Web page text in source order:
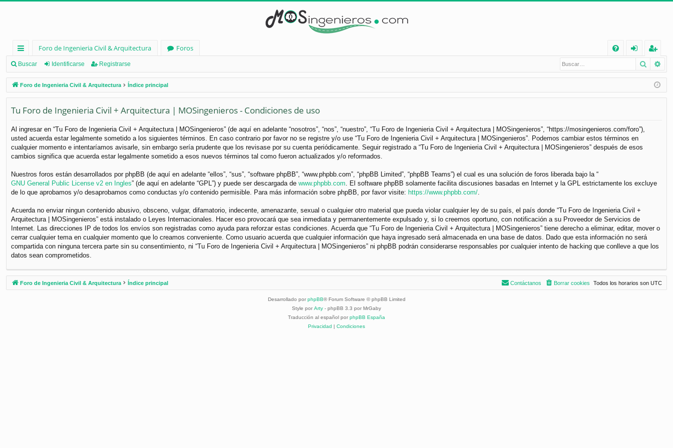
nl
ac
es
rá
pi
d
os
Foro de Ingenieria Civil & Arquitectura
Foros
Q
nt
ifi
e
eg
ist
ra
Buscar Identificarse Registrarse Buscar
Foro de Ingenieria Civil & Arquitectura Índice principal
Tu Foro de Ingenieria Civil + Arquitectura | MOSingenieros - Condiciones de uso
Al ingresar en “Tu Foro de Ingenieria Civil + Arquitectura | MOSingenieros” (de aquí en adelante “nosotros”, “nos”, “nuestro”, “Tu Foro de Ingenieria Civil + Arquitectura | MOSingenieros”, “https://mosingenieros.com/foro”),
usted acuerda estar legalmente sometido a los siguientes términos. En caso contrario por favor no se registre y/o use “Tu Foro de Ingenieria Civil + Arquitectura | MOSingenieros”. Podemos cambiar estos términos en
cualquier momento e intentaríamos avisarle, sin embargo sería prudente que los revisase por su cuenta periódicamente. Seguir registrado a “Tu Foro de Ingenieria Civil + Arquitectura | MOSingenieros” después de esos
cambios significa que acuerda estar legalmente sometido a esos nuevos términos tal como fueron actualizados y/o reformados.
Nuestros foros están desarrollados por phpBB (de aquí en adelante “ellos”, “sus”, “software phpBB”, “www.phpbb.com”, “phpBB Limited”, “phpBB Teams”) el cual es una solución de foros liberada bajo la “
GNU General Public License v2 en Ingles” (de aquí en adelante “GPL”) y puede ser descargada de www.phpbb.com . El software phpBB solamente facilita discusiones basadas en Internet y la GPL estrictamente los excluye
de lo que aprobamos y/o desaprobamos como conductas y/o contenido permisible. Para más información sobre phpBB, por favor visite: https://www.phpbb.com/
Acuerda no enviar ningun contenido abusivo, obsceno, vulgar, difamatorio, indecente, amenazante, sexual o cualquier otro material que pueda violar cualquier ley de su país, el país donde “Tu Foro de Ingenieria Civil +
Arquitectura | MOSingenieros” está instalado o Leyes Internacionales. Hacer eso provocará que sea inmediata y permanentemente expulsado y, si lo creemos oportuno, con notificación a su Proveedor de Servicios de
Internet. Las direcciones IP de todos los envíos son registradas como ayuda para reforzar estas condiciones. Acuerda que “Tu Foro de Ingenieria Civil + Arquitectura | MOSingenieros” tiene derecho a eliminar, editar, mover o
cerrar cualquier tema en cualquier momento que lo creamos conveniente. Como usuario acuerda que cualquier información que haya ingresado será almacenada en una base de datos. Dado que esta información no será
compartida con ninguna tercera parte sin su consentimiento, ni “Tu Foro de Ingenieria Civil + Arquitectura | MOSingenieros” ni phpBB podrán considerarse responsables por cualquier intento de hacking que conlleve a que los
datos sean comprometidos.
Foro de Ingenieria Civil & Arquitectura Índice principal Todos los horarios son UTC
Borrar cookies
Contáctanos
Desarrollado por phpBB® Forum Software © phpBB Limited
Style por Arty - phpBB 3.3 por MrGaby
Traducción al español por phpBB España
Privacidad | Condiciones